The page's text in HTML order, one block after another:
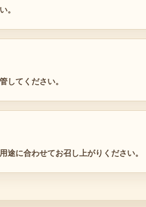
。
してください。
に合わせてお召し上がりください。